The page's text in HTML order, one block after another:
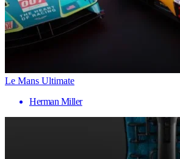
Le Mans Ultimate
Herman Miller